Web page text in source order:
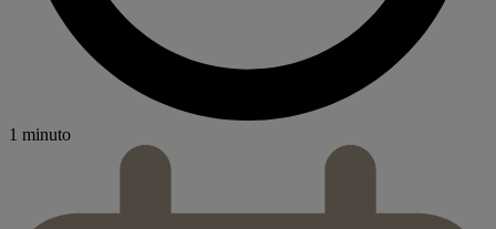
1 minuto